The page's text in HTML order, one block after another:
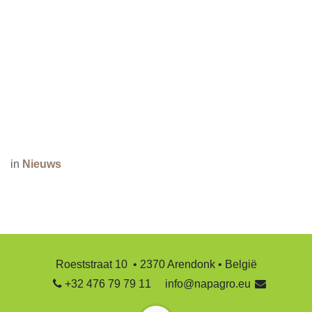
in Nieuws
Roeststraat 10 • 2370 Arendonk • België
+32 476 79 79 11
info@napagro.eu